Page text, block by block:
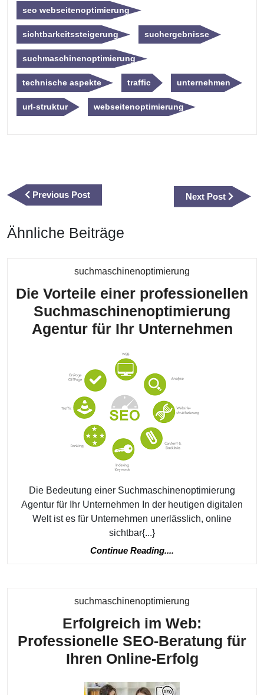
seo webseitenoptimierung
sichtbarkeitssteigerung suchergebnisse
suchmaschinenoptimierung
technische aspekte traffic unternehmen
url-struktur webseitenoptimierung
Previous PostPrevious
Post
Next Post
Next
Post
Ähnliche Beiträge
suchmaschinenoptimierung
Die Vorteile einer professionellen
Suchmaschinenoptimierung
Agentur für Ihr UnternehmenDie
Die Bedeutung einer Suchmaschinenoptimierung
Agentur für Ihr Unternehmen In der heutigen digitalen
Welt ist es für Unternehmen unerlässlich, online
sichtbar{...}
Continue Reading....
suchmaschinenoptimierung
Erfolgreich im Web:
Professionelle SEO-Beratung für
Ihren Online-Erfolg